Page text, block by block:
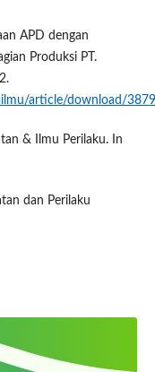
APD dengan
Produksi PT.
article/download/
& Ilmu Perilaku. In
dan Perilaku